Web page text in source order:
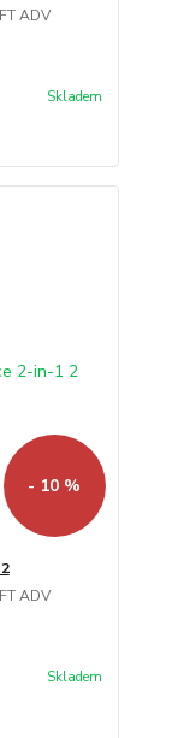
ADV
Skladem
- 10 %
ADV
Skladem